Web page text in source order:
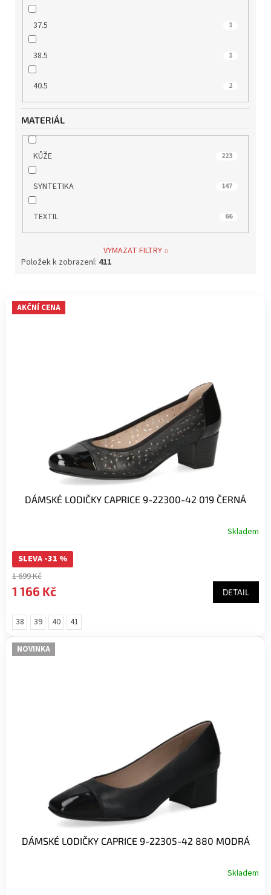
37.5 1
38.5 1
40.5 2
MATERIÁL
KŮŽE 223
SYNTETIKA 147
TEXTIL 66
VYMAZAT FILTRY
Položek k zobrazení: 411
V AKČNÍ CENA
DÁMSKÉ LODIČKY CAPRICE 9-22300-42 019 ČERNÁ
Skladem
SLEVA -31 %
1 699 Kč
1 166 Kč DETAIL
38 39 40 41
NOVINKA
DÁMSKÉ LODIČKY CAPRICE 9-22305-42 880 MODRÁ
Skladem